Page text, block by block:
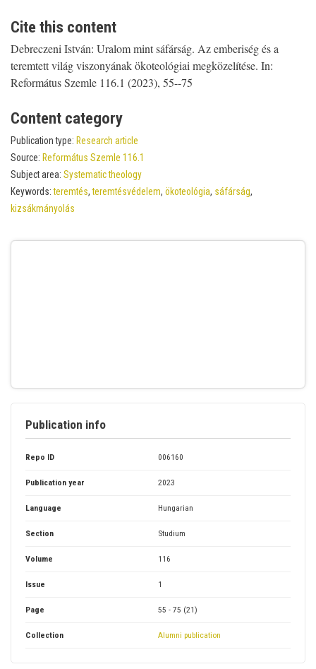
Cite this content
Debreczeni István: Uralom mint sáfárság. Az emberiség és a
teremtett világ viszonyának ökoteológiai megközelítése. In:
Református Szemle 116.1 (2023), 55--75
Content category
Publication type: Research article
Source: Református Szemle 116.1
Subject area: Systematic theology
Keywords:teremtés,teremtésvédelem, ökoteológia, sáfárság,
kizsákmányolás
Publication info
Repo ID 006160
Publication year 2023
Language Hungarian
Section Studium
Volume 116
Issue 1
Page 55 - 75 (21)
Collection Alumni publication